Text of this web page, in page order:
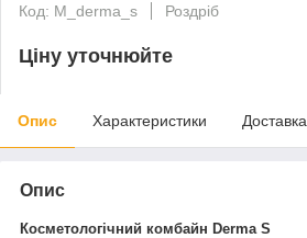
Код: M_derma_s
Роздріб
Ціну уточнюйте
Опис Характеристики Доставка
Опис
Косметологічний комбайн Derma S